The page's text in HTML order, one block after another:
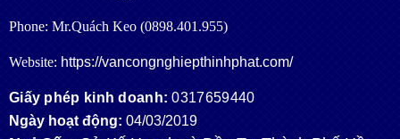
Phone: Mr.Quách Keo (0898.401.955)
Website: https://vancongnghiepthinhphat.com/
Giấy phép kinh doanh: 0317659440
Ngày hoạt động: 04/03/2019